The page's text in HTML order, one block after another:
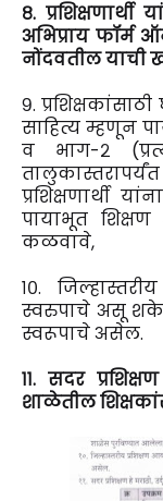
८.
अभिप्राय फॉर्म
नोंदवतील याची
९.
साहित्य म्हणून
व भाग-२
प्रशिक्षणार्थी
पायाभूत
कळवावे,
१०.
स्वरुपाचे असू
स्वरूपाचे असेल.
११. सदर
शाळेतील